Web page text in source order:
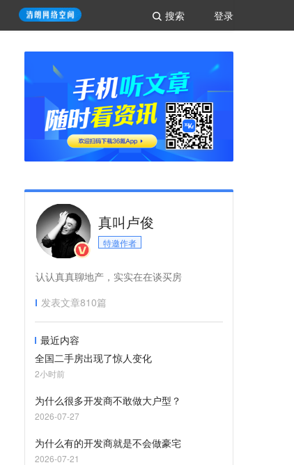
登录
搜索
真叫卢俊
特邀作者
认认真真聊地产，实实在在谈买房
发表文章810篇
最近内容
全国二手房出现了惊人变化
2小时前
为什么很多开发商不敢做大户型？
2026-07-27
为什么有的开发商就是不会做豪宅
2026-07-21